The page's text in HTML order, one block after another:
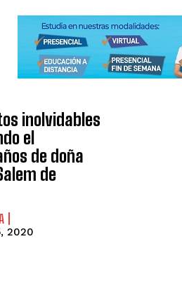
inolvidables
el
de doña
de
2020